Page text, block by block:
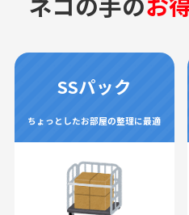
SSパック
ちょっとしたお部屋の整理に最適